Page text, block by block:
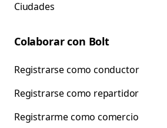
Ciudades
Colaborar con Bolt
Registrarse como conductor
Registrarse como repartidor
Registrarme como comercio